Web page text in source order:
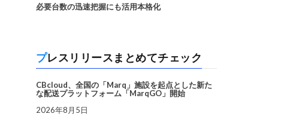
必要台数の迅速把握にも活用本格化
プレスリリースまとめてチェック
CBcloud、全国の「Marq」施設を起点とした新た
な配送プラットフォーム「MarqGO」開始
2026年8月5日